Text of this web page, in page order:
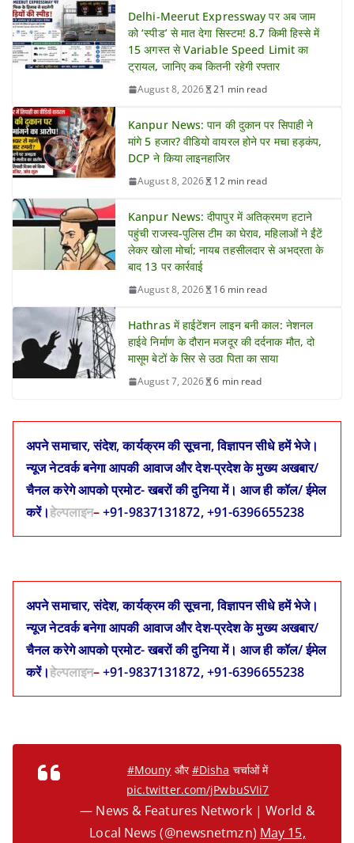
Delhi-Meerut Expressway पर अब जाम
को ‘स्पीड’ से मात देगा सिस्टम! 8.7 किमी हिस्से में
15 अगस्त से Variable Speed Limit का
ट्रायल, जानिए कब कितनी रहेगी रफ्तार
August 8, 2026 21 min read
Kanpur News: पान की दुकान पर सिपाही ने
मांगे 5 हजार? वीडियो वायरल होने पर मचा हड़कंप,
DCP ने किया लाइनहाजिर
August 8, 2026 12 min read
Kanpur News: दीपापुर में अतिक्रमण हटाने
पहुंची राजस्व-पुलिस टीम का घेराव, महिलाओं ने ईंटें
लेकर खोला मोर्चा; नायब तहसीलदार से अभद्रता के
बाद 13 पर कार्रवाई
August 8, 2026 16 min read
Hathras में हाईटेंशन लाइन बनी काल: नेशनल
हाईवे निर्माण के दौरान मजदूर की दर्दनाक मौत, दो
मासूम बेटों के सिर से उठा पिता का साया
August 7, 2026 6 min read
अपने समाचार, संदेश, कार्यक्रम की सूचना, विज्ञापन सीधे हमें भेजे।
न्यूज नेटवर्क बनेगा आपकी आवाज और देश-प्रदेश के मुख्य अखबार/
चैनल करेगे आपको प्रमोट- खबरों की दुनिया में। आज ही कॉल/ ईमेल
करें।हेल्पलाइन–+91-9837131872, +91-6396655238
अपने समाचार, संदेश, कार्यक्रम की सूचना, विज्ञापन सीधे हमें भेजे।
न्यूज नेटवर्क बनेगा आपकी आवाज और देश-प्रदेश के मुख्य अखबार/
चैनल करेगे आपको प्रमोट- खबरों की दुनिया में। आज ही कॉल/ ईमेल
करें।हेल्पलाइन–+91-9837131872, +91-6396655238
#Mouny और#Disha चर्चाओं में
pic.twitter.com/jPwbuSVIi7
— News & Features Network | World &
Local News (@newsnetmzn) May 15,